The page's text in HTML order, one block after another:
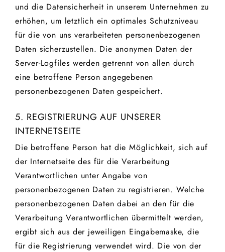
und die Datensicherheit in unserem Unternehmen zu
erhöhen, um letztlich ein optimales Schutzniveau
für die von uns verarbeiteten personenbezogenen
Daten sicherzustellen. Die anonymen Daten der
Server-Logfiles werden getrennt von allen durch
eine betroffene Person angegebenen
personenbezogenen Daten gespeichert.
5. REGISTRIERUNG AUF UNSERER
INTERNETSEITE
Die betroffene Person hat die Möglichkeit, sich auf
der Internetseite des für die Verarbeitung
Verantwortlichen unter Angabe von
personenbezogenen Daten zu registrieren. Welche
personenbezogenen Daten dabei an den für die
Verarbeitung Verantwortlichen übermittelt werden,
ergibt sich aus der jeweiligen Eingabemaske, die
für die Registrierung verwendet wird. Die von der